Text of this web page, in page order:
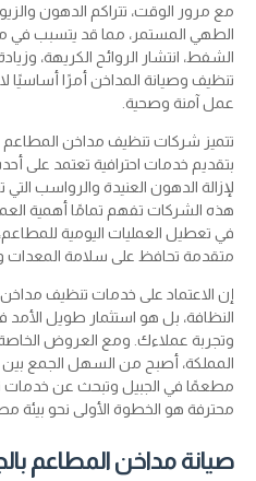
مع مرور الوقت، تتراكم الدهون
الطهي المستمر، مما قد يتسبب
الشفط، انتشار الروائح الكريهة،
تنظيف وصيانة المداخن أمرًا أساسيًا
عمل آمنة وصحية.
تتميز شركات تنظيف مداخن المطاعم
بتقديم خدمات احترافية تعتمد على
لإزالة الدهون العنيدة والرواسب التي
هذه الشركات تفهم تمامًا أهمية
في تعطيل العمليات اليومية
متقدمة تحافظ على سلامة المعدات
إن الاعتماد على خدمات تنظيف
النظافة، بل هو استثمار طويل
المملكة، أصبح من السهل الجمع بين
مطعمًا في الجبيل وتبحث عن خدمات
محترفة هو الخطوة الأولى نحو بيئة
صيانة مداخن المطاعم